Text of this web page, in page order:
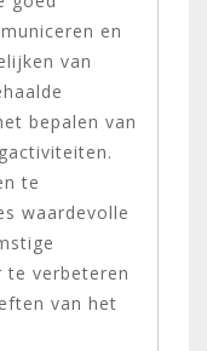
en
van
bepalen van
te
waardevolle
te verbeteren
van het